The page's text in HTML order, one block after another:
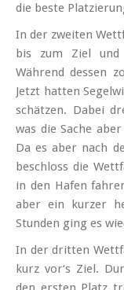
die beste
In der zweiten
bis zum Ziel und
Während dessen
Jetzt hatten
schätzen. Dabei
was die Sache
Da es aber nach
beschloss die
in den Hafen
aber ein kurzer
Stunden ging es
In der dritten
kurz vor‘s Ziel.